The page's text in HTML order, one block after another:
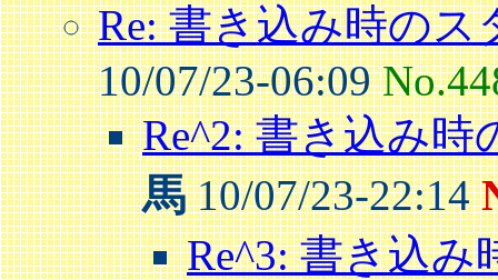
Re: 書き込み時のス
10/07/23-06:09
Re^2: 書き込み時
馬10/07/23-22:14
Re^3: 書き込